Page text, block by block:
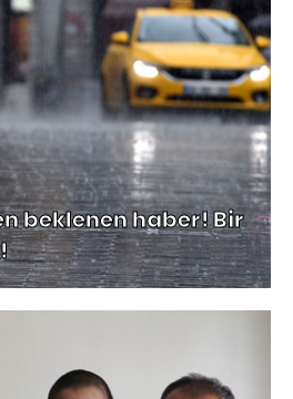
beklenen haber! Bir